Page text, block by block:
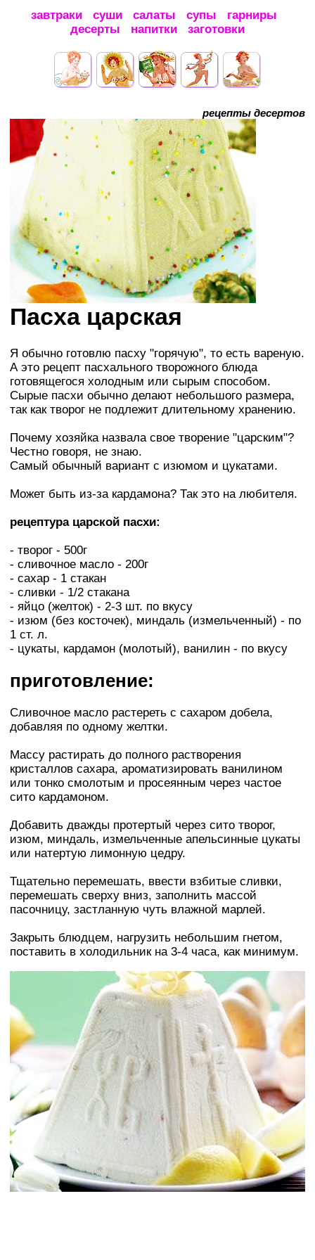
завтраки суши салаты супы
гарниры
десерты
напитки заготовки
рецепты десертов
Пасха царская
Я обычно готовлю пасху "горячую", то есть вареную.
А это рецепт пасхального творожного блюда
готовящегося холодным или сырым способом.
Сырые пасхи обычно делают небольшого размера,
так как творог не подлежит длительному хранению.
Почему хозяйка назвала свое творение "царским"?
Честно говоря, не знаю.
Самый обычный вариант с изюмом и цукатами.
Может быть из-за кардамона? Так это на любителя.
рецептура царской пасхи:
- творог - 500г
- сливочное масло - 200г
- сахар - 1 стакан
- сливки - 1/2 стакана
- яйцо (желток) - 2-3 шт. по вкусу
- изюм (без косточек), миндаль (измельченный) - по
1 ст. л.
- цукаты, кардамон (молотый), ванилин - по вкусу
приготовление:
Сливочное масло растереть с сахаром добела,
добавляя по одному желтки.
Массу растирать до полного растворения
кристаллов сахара, ароматизировать ванилином
или тонко смолотым и просеянным через частое
сито кардамоном.
Добавить дважды протертый через сито творог,
изюм, миндаль, измельченные апельсинные цукаты
или натертую лимонную цедру.
Тщательно перемешать, ввести взбитые сливки,
перемешать сверху вниз, заполнить массой
пасочницу, застланную чуть влажной марлей.
Закрыть блюдцем, нагрузить небольшим гнетом,
поставить в холодильник на 3-4 часа, как минимум.